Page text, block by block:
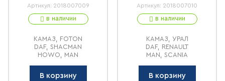
Артикул: 2018007009
в наличии
КАМАЗ, FOTON
DAF, SHACMAN
HOWO, MAN
В корзину
Артикул: 2018007010
в наличии
КАМАЗ, УРАЛ
DAF, RENAULT
MAN, SCANIA
В корзину